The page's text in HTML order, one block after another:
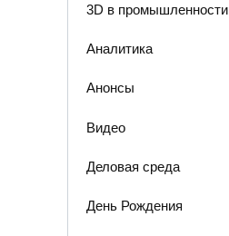
3D в промышленности
Аналитика
Анонсы
Видео
Деловая среда
День Рождения